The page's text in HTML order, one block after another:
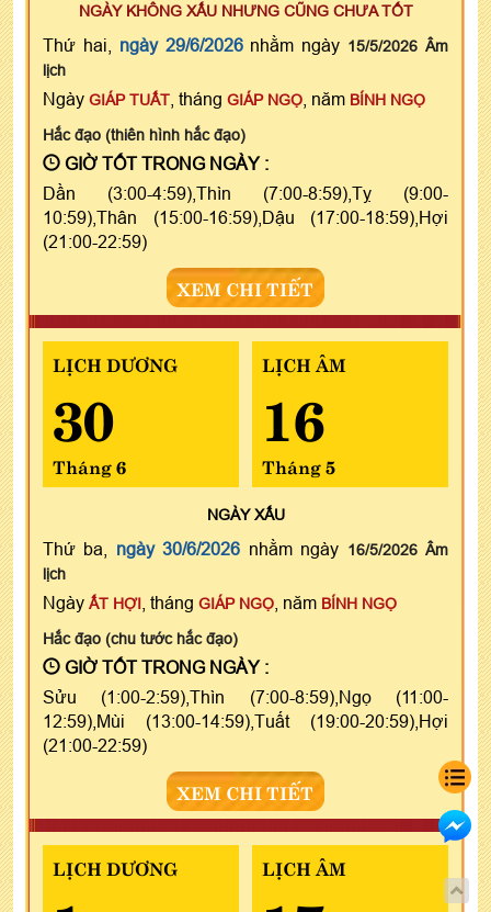
NGÀY KHÔNG XẤU NHƯNG CŨNG CHƯA TỐT
Thứ hai, ngày 29/6/2026nhằm ngày 15/5/2026 Âm
lịch
Ngày GIÁP TUẤT , tháng GIÁP NGỌ , năm BÍNH NGỌ
Hắc đạo (thiên hình hắc đạo)
GIỜ TỐT TRONG NGÀY :
Dần (3:00-4:59),Thìn (7:00-8:59),Tỵ (9:00-
10:59),Thân (15:00-16:59),Dậu (17:00-18:59),Hợi
(21:00-22:59)
XEM CHI TIẾT
LỊCH DƯƠNG
30
Tháng 6
LỊCH ÂM
16
Tháng 5
NGÀYXẤU
Thứ ba, ngày 30/6/2026 nhằm ngày 16/5/2026 Âm
lịch
Ngày ẤT HỢI , tháng GIÁP NGỌ , năm BÍNH NGỌ
Hắc đạo (chu tước hắc đạo)
GIỜ TỐT TRONG NGÀY :
Sửu (1:00-2:59),Thìn (7:00-8:59),Ngọ (11:00-
12:59),Mùi (13:00-14:59),Tuất (19:00-20:59),Hợi
(21:00-22:59)
XEM CHI TIẾT
LỊCH DƯƠNG LỊCH ÂM